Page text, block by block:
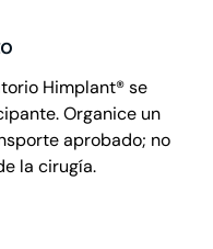
Himplant® se
Organice un
aprobado; no
la cirugía.